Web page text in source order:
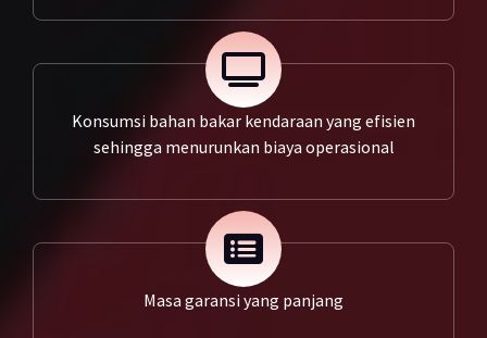
Konsumsi bahan bakar kendaraan yang efisien
sehingga menurunkan biaya operasional
Masa garansi yang panjang